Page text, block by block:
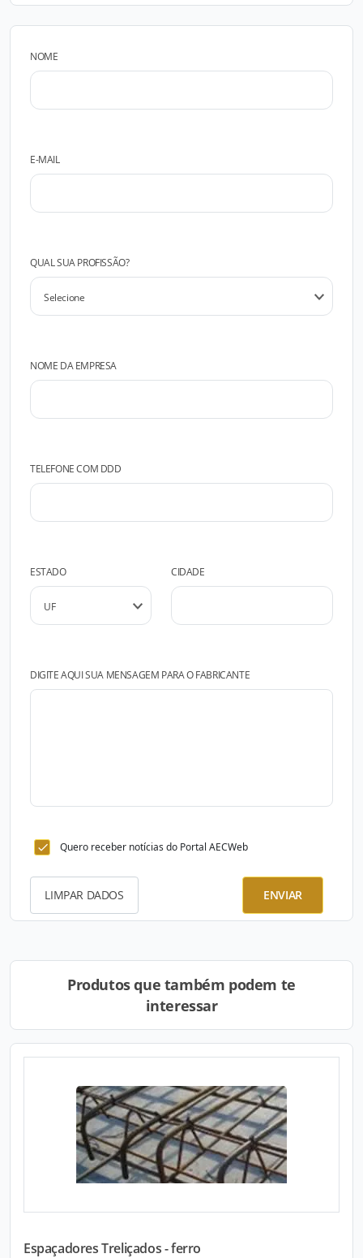
NOME
E-MAIL
QUAL SUA PROFISSÃO?
NOME DA EMPRESA
TELEFONE COM DDD
ESTADO CIDADE
DIGITE AQUI SUA MENSAGEM PARA O FABRICANTE
Quero receber notícias do Portal AECWeb
LIMPAR DADOS ENVIAR
Produtos que também podem te
interessar
Espaçadores Treliçados - ferro